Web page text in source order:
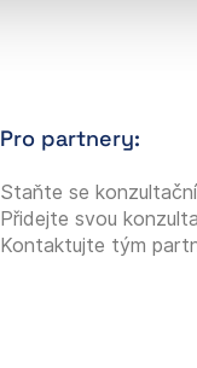
Pro partnery:
Staňte se
Přidejte svou
Kontaktujte tým